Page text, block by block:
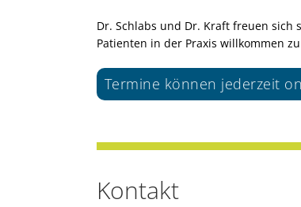
Dr. Schlabs und Dr. Kraft freuen
Patienten in der Praxis willkommen
Termine können jederzeit
Kontakt